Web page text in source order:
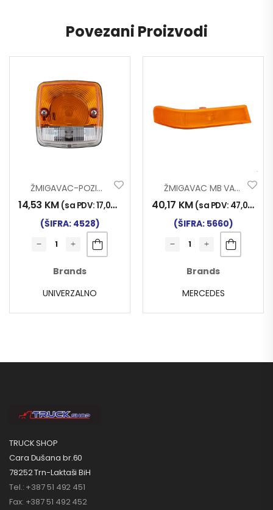
Povezani Proizvodi
ŽMIGAVAC-POZICIJA KV
14,53 KM (sa PDV:17,00
(ŠIFRA: 4528)
Brands
UNIVERZALNO
ŽMIGAVAC MB VARIO LIJ.
40,17 KM (sa PDV: 47,00
(ŠIFRA: 5660)
Brands
MERCEDES
TRUCK SHOP
Cara Dušana br.60
78252 Trn-Laktaši BiH
Tel.: +387 51 492 451
Fax: +387 51 492 452